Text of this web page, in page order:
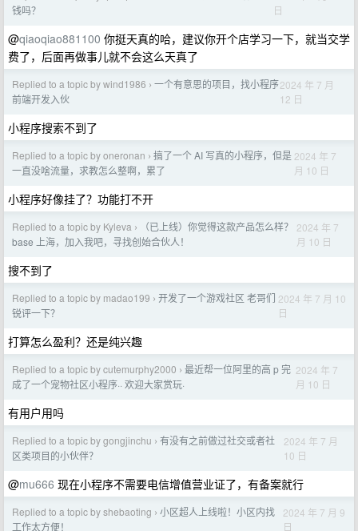
钱吗？
日
@qiaoqiao881100 你挺天真的哈，建议你开个店学习一下，就当交学
费了，后面再做事儿就不会这么天真了
Replied to a topic by wind1986 › 一个有意思的项目，找小程序
前端开发入伙
2024 年 7 月
12 日
小程序搜索不到了
Replied to a topic by oneronan › 搞了一个 AI 写真的小程序，但是
一直没啥流量，求教怎么整啊，累了
2024 年 7
月 10 日
小程序好像挂了？功能打不开
Replied to a topic by Kyleva ›
（已上线）你觉得这款产品怎么样？
base 上海，加入我吧，寻找创始合伙人！
2024 年 7
月 10 日
搜不到了
Replied to a topic by madao199 › 开发了一个游戏社区 老哥们
锐评一下？
2024 年 7 月 10
日
打算怎么盈利？还是纯兴趣
Replied to a topic by cutemurphy2000 › 最近帮一位阿里的高 p 完
成了一个宠物社区小程序·· 欢迎大家赏玩·
2024 年 7
月 10 日
有用户用吗
Replied to a topic by gongjinchu › 有没有之前做过社交或者社
区类项目的小伙伴？
2024 年 7 月
10 日
@mu666 现在小程序不需要电信增值营业证了，有备案就行
Replied to a topic by shebaoting › 小区超人上线啦！小区内找
工作太方便！
2024 年 7 月 9
日